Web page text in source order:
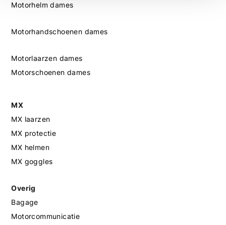
Motorhelm dames
Motorhandschoenen dames
Motorlaarzen dames
Motorschoenen dames
MX
MX laarzen
MX protectie
MX helmen
MX goggles
Overig
Bagage
Motorcommunicatie